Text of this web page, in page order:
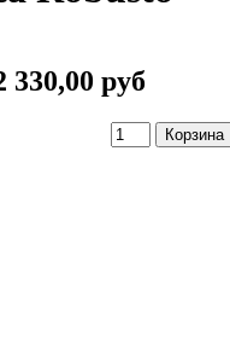
330,00 руб